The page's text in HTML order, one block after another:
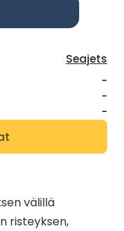
Seajets
-
-
-
välillä
risteyksen,